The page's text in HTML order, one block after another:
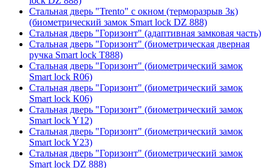
Стальная дверь "Trento" с окном (терморазрыв 3к)
(биометрический замок Smart lock DZ 888)
Стальная дверь "Горизонт" (адаптивная замковая часть)
Стальная дверь "Горизонт" (биометрическая дверная
ручка Smart lock T888)
Стальная дверь "Горизонт" (биометрический замок
Smart lock R06)
Стальная дверь "Горизонт" (биометрический замок
Smart lock К06)
Стальная дверь "Горизонт" (биометрический замок
Smart lock Y12)
Стальная дверь "Горизонт" (биометрический замок
Smart lock Y23)
Стальная дверь "Горизонт" (биометрический замок
Smart lock DZ 888)